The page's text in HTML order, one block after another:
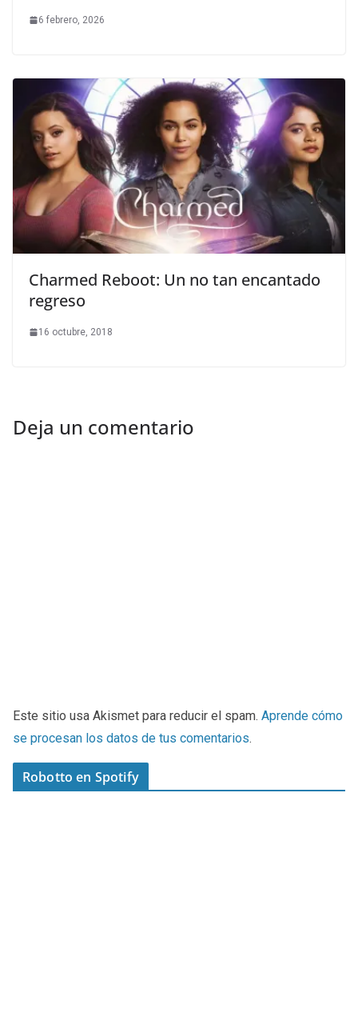
6 febrero, 2026
Charmed Reboot: Un no tan encantado
regreso
16 octubre, 2018
Deja un comentario
Este sitio usa Akismet para reducir el spam. Aprende cómo
se procesan los datos de tus comentarios.
Robotto en Spotify